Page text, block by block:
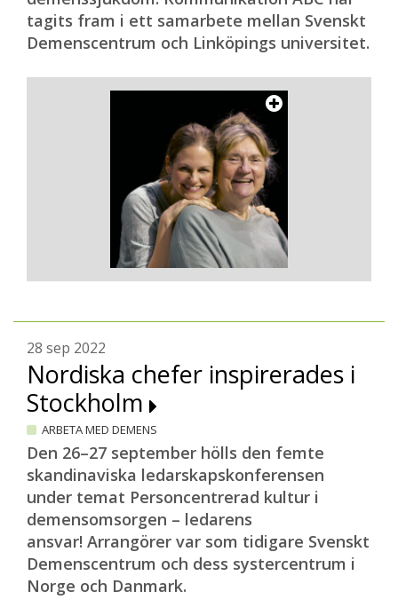
tagits fram i ett samarbete mellan Svenskt
Demenscentrum och Linköpings universitet.
28 sep 2022
Nordiska chefer inspirerades i
Stockholm
ARBETA MED DEMENS
Den 26–27 september hölls den femte
skandinaviska ledarskapskonferensen
under temat Personcentrerad kultur i
demensomsorgen – ledarens
ansvar! Arrangörer var som tidigare Svenskt
Demenscentrum och dess systercentrum i
Norge och Danmark.